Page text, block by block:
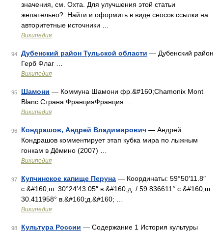
значения, см. Охта. Для улучшения этой статьи
желательно?: Найти и оформить в виде сносок ссылки на
авторитетные источники …
Википедия
94 Дубенский район Тульской области — Дубенский район
Герб Флаг …
Википедия
95 Шамони — Коммуна Шамони фр.&#160;Chamonix Mont
Blanc Страна ФранцияФранция …
Википедия
96 Кондрашов, Андрей Владимирович — Андрей
Кондрашов комментирует этап кубка мира по лыжным
гонкам в Дёмино (2007) …
Википедия
97 Купчинское капище Перуна — Координаты: 59°50′11.8″
с.&#160;ш. 30°24′43.05″ в.&#160;д. / 59.836611° с.&#160;ш.
30.411958° в.&#160;д.&#160; …
Википедия
98 Культура России — Содержание 1 История культуры